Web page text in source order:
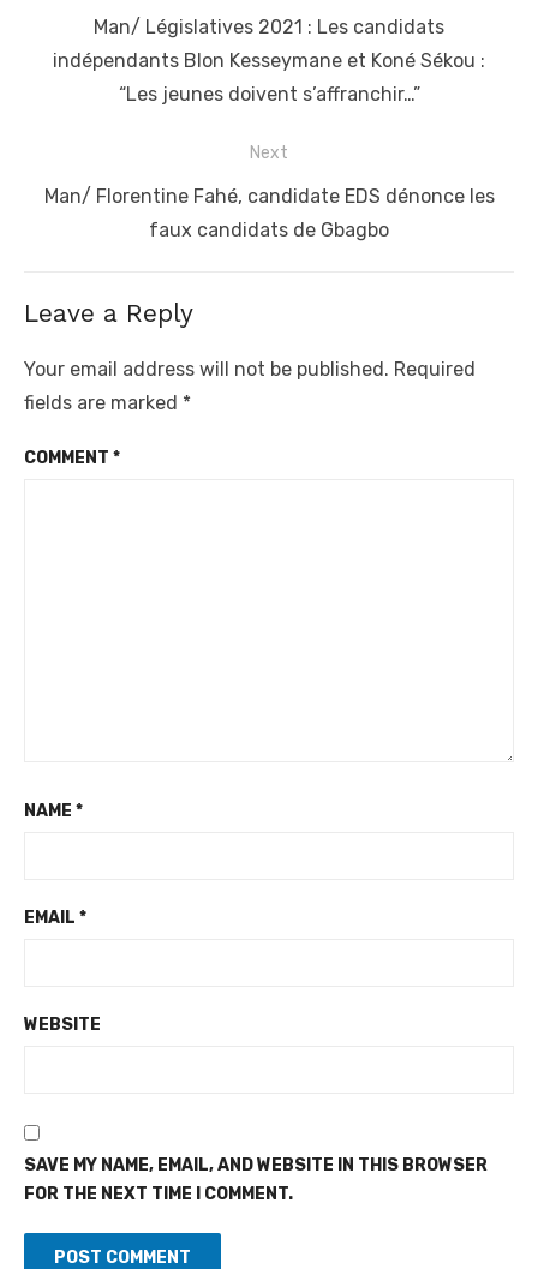
navigation
Previous
post:
Man/ Législatives 2021 : Les candidats
indépendants Blon Kesseymane et Koné Sékou :
“Les jeunes doivent s’affranchir…”
Next
Next
Man/ Florentine Fahé, candidate EDS dénonce les
faux candidats de Gbagbo
Leave a Reply
Your email address will not be published. Required
fields are marked *
COMMENT *
NAME *
EMAIL *
WEBSITE
SAVE MY NAME, EMAIL, AND WEBSITE IN THIS BROWSER
FOR THE NEXT TIME I COMMENT.